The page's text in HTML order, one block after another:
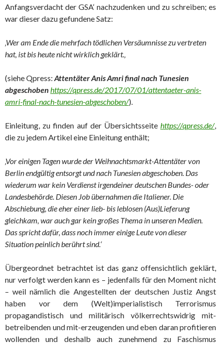
Anfangsverdacht der GSA‘ nachzudenken und zu schreiben; es
war dieser dazu gefundene Satz:
‚Wer am Ende die mehrfach tödlichen Versäumnisse zu vertreten
hat, ist bis heute nicht wirklich geklärt.‚
(siehe Qpress: Attentäter Anis Amri final nach Tunesien
abgeschoben https://qpress.de/2017/07/01/attentaeter-anis-
amri-final-nach-tunesien-abgeschoben/).
Einleitung, zu finden auf der Übersichtsseite https://qpress.de/,
die zu jedem Artikel eine Einleitung enthält;
‚Vor einigen Tagen wurde der Weihnachtsmarkt-Attentäter von
Berlin endgültig entsorgt und nach Tunesien abgeschoben. Das
wiederum war kein Verdienst irgendeiner deutschen Bundes- oder
Landesbehörde. Diesen Job übernahmen die Italiener. Die
Abschiebung, die eher einer lieb- bis leblosen (Aus)Lieferung
gleichkam, war auch gar kein großes Thema in unseren Medien.
Das spricht dafür, dass noch immer einige Leute von dieser
Situation peinlich berührt sind.‘
Übergeordnet betrachtet ist das ganz offensichtlich geklärt,
nur verfolgt werden kann es – jedenfalls für den Moment nicht
– weil nämlich die Angestellten der deutschen Justiz Angst
haben vor dem (Welt)imperialistisch Terrorismus
propagandistisch und militärisch völkerrechtswidrig mit-
betreibenden und mit-erzeugenden und eben daran profitieren
wollenden und deshalb auch zunehmend zu Faschismus